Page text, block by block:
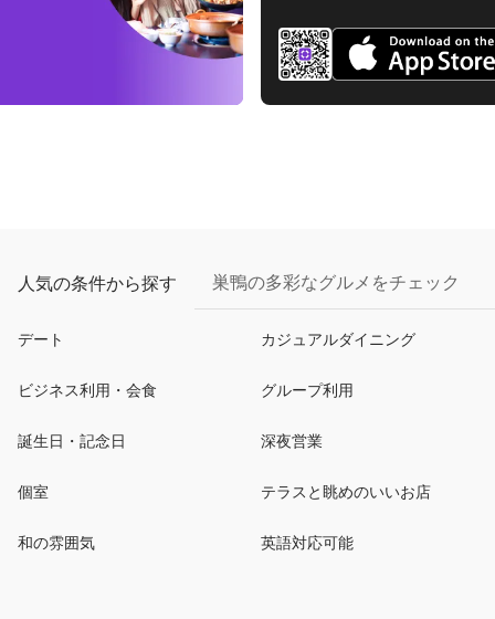
人気の条件から探す 巣鴨の多彩なグルメをチェック
デート カジュアルダイニング
ビジネス利用・会食 グループ利用
誕生日・記念日 深夜営業
個室 テラスと眺めのいいお店
和の雰囲気 英語対応可能